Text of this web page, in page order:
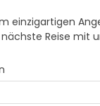
einzigartigen
Reise mit